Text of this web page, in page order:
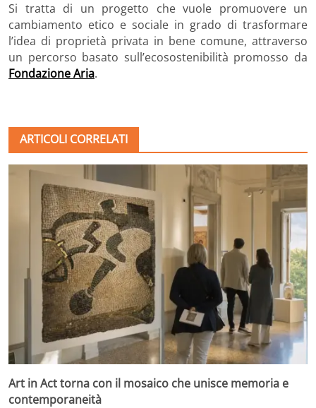
Si tratta di un progetto che vuole promuovere un
cambiamento etico e sociale in grado di trasformare
l’idea di proprietà privata in bene comune, attraverso
un percorso basato sull’ecosostenibilità promosso da
Fondazione Aria.
ARTICOLI CORRELATI
Art in Act torna con il mosaico che unisce memoria e
contemporaneità